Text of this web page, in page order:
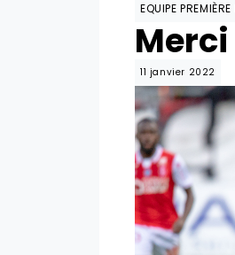
EQUIPE
11 janvier 2022